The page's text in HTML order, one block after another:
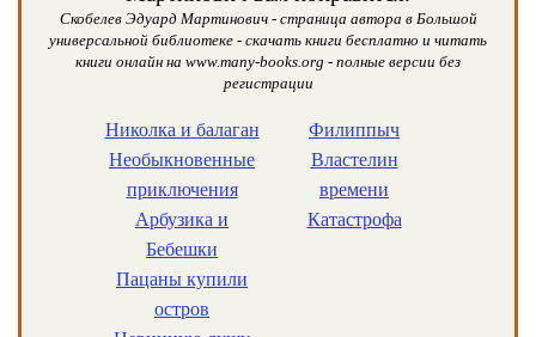
Скобелев Эдуард Мартинович - страница автора в Большой
универсальной библиотеке - скачать книги бесплатно и читать
книги онлайн на www.many-books.org - полные версии без
регистрации
Николка и балаган
Необыкновенные
приключения
Арбузика и
Бебешки
Пацаны купили
остров
Филиппыч
Властелин
времени
Катастрофа